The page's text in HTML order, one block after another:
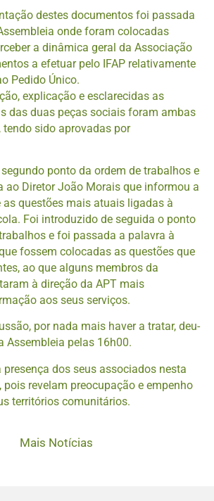
destes documentos foi passada
onde foram colocadas
a dinâmica geral da Associação
a efetuar pelo IFAP relativamente
Pedido Único.
explicação e esclarecidas as
das duas peças sociais foram ambas
sido aprovadas por
ponto da ordem de trabalhos e
ao Diretor João Morais que informou a
as questões mais atuais ligadas à
Foi introduzido de seguida o ponto
e foi passada a palavra à
fossem colocadas as questões que
ao que alguns membros da
à direção da APT mais
aos seus serviços.
por nada mais haver a tratar, deu-
Assembleia pelas 16h00.
presença dos seus associados nesta
pois revelam preocupação e empenho
territórios comunitários.
Mais Notícias